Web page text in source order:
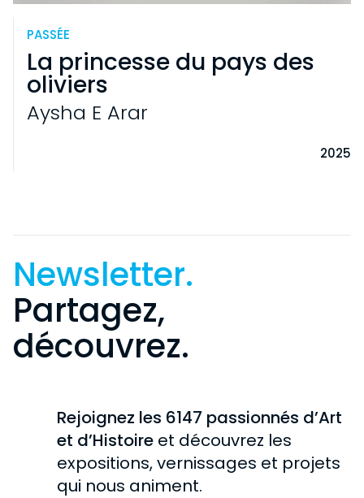
NOS PROJETS
DEVENIR MÉCÈNE
PASSÉE
La princesse du pays des
oliviers
Aysha E Arar
2025
Newsletter.
Partagez,
découvrez.
Rejoignez les 6147 passionnés d’Art
et d’Histoire et découvrez les
expositions, vernissages et projets
qui nous animent.